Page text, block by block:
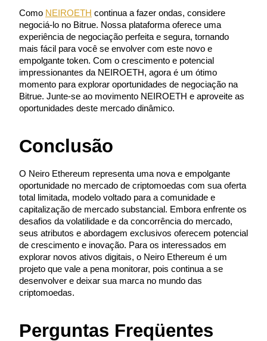
BTC Welcome Rewards
Deposit CASHCAT & Win
Share 500000 CASHCAT prize pool
Exclusive for BitMart Users
Como NEIROETH continua a fazer ondas, considere
negociá-lo no Bitrue. Nossa plataforma oferece uma
experiência de negociação perfeita e segura, tornando
mais fácil para você se envolver com este novo e
empolgante token. Com o crescimento e potencial
impressionantes da NEIROETH, agora é um ótimo
momento para explorar oportunidades de negociação na
Bitrue. Junte-se ao movimento NEIROETH e aproveite as
oportunidades deste mercado dinâmico.
Conclusão
O Neiro Ethereum representa uma nova e empolgante
oportunidade no mercado de criptomoedas com sua oferta
total limitada, modelo voltado para a comunidade e
capitalização de mercado substancial. Embora enfrente os
desafios da volatilidade e da concorrência do mercado,
seus atributos e abordagem exclusivos oferecem potencial
de crescimento e inovação. Para os interessados em
explorar novos ativos digitais, o Neiro Ethereum é um
projeto que vale a pena monitorar, pois continua a se
desenvolver e deixar sua marca no mundo das
criptomoedas.
Perguntas Freqüentes